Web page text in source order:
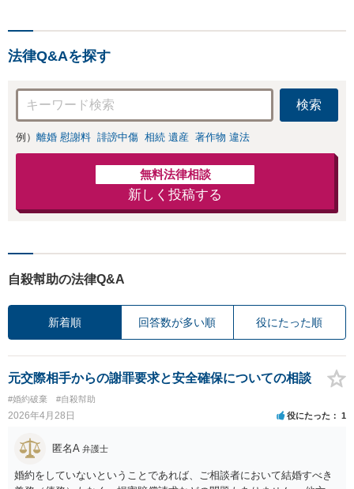
法律Q&Aを探す
検索
例） 離婚 慰謝料 誹謗中傷 相続 遺産 著作物 違法
無料法律相談
新しく投稿する
自殺幇助の法律Q&A
新着順 回答数が多い順 役にたった順
元交際相手からの謝罪要求と安全確保についての相談
#婚約破棄 #自殺幇助
2026年4月28日 役にたった 1
匿名A 弁護士
婚約をしていないということであれば、ご相談者において結婚すべき